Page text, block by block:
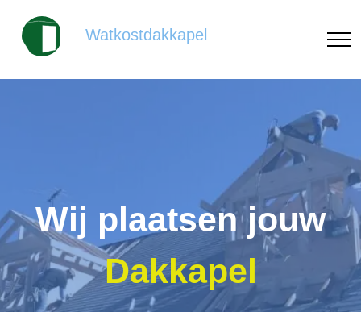
Watkostdakkapel
Wij plaatsen jouw
Dakkapel